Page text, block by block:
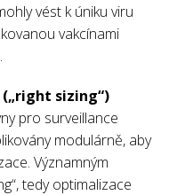
vést k úniku viru
vakcínami
sizing“)
pro surveillance
modulárně, aby
Významným
tedy optimalizace